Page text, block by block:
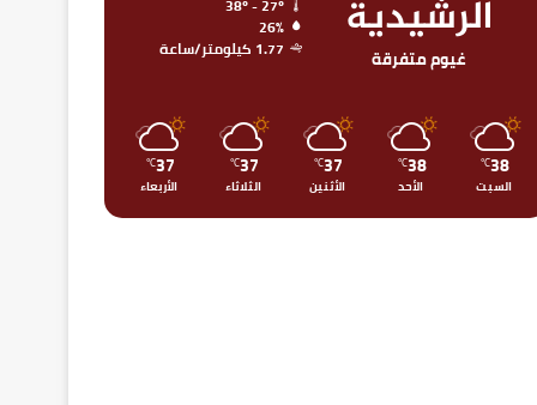
الرشيدية
غيوم متفرقة
38º - 27º
26%
1.77 كيلومتر/ساعة
38
℃
السبت
38
℃
الأحد
37
℃
الأثنين
37
℃
الثلاثاء
37
℃
الأربعاء